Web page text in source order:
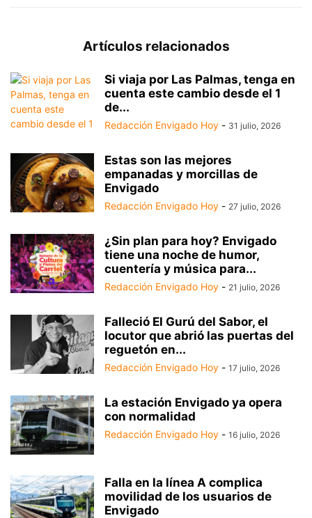
Artículos relacionados
Si viaja por Las Palmas, tenga en
cuenta este cambio desde el 1
de...
Redacción Envigado Hoy - 31 julio, 2026
Estas son las mejores
empanadas y morcillas de
Envigado
Redacción Envigado Hoy - 27 julio, 2026
¿Sin plan para hoy? Envigado
tiene una noche de humor,
cuentería y música para...
Redacción Envigado Hoy - 21 julio, 2026
Falleció El Gurú del Sabor, el
locutor que abrió las puertas del
reguetón en...
Redacción Envigado Hoy - 17 julio, 2026
La estación Envigado ya opera
con normalidad
Redacción Envigado Hoy - 16 julio, 2026
Falla en la línea A complica
movilidad de los usuarios de
Envigado